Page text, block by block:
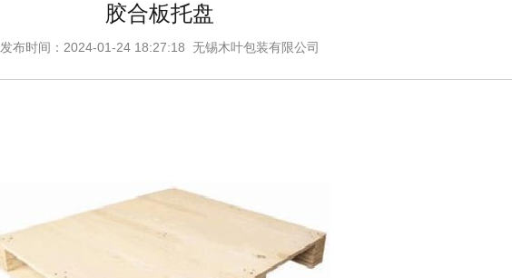
胶合板托盘
发布时间：2024-01-24 18:27:18 无锡木叶包装有限公司